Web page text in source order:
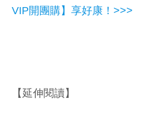
VIP開團購】享好康！>>>
【延伸閱讀】